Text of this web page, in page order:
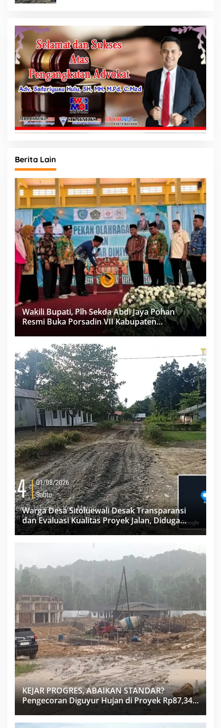
Berita Lain
Wakili Bupati, Plh Sekda Abdi Jaya Pohan
Resmi Buka Porsadin VII Kabupaten
Warga Desa Sitoluewali Desak Transparansi
dan Evaluasi Kualitas Proyek Jalan, Diduga
Minim Informasi
KEJAR PROGRES, ABAIKAN STANDAR?
Pengecoran Diguyur Hujan di Proyek Rp87,34
Miliar Sukma Nias, Konsultan, Pengawas dan
PPK Bungkam